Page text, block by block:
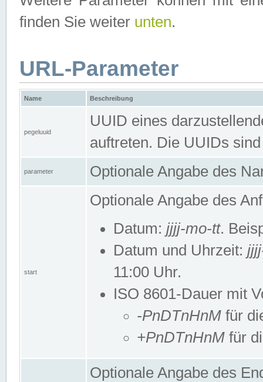
finden Sie weiter unten.
URL-Parameter
Name Beschreibung
pegeluuid
UUID eines
auftreten. Die UUIDs
parameter Optionale Angabe des
start
Optionale Angabe des
Datum: jjjj-mo-tt.
Datum und Uhrzeit:
11:00 Uhr.
ISO 8601-Dauer mit
-PnDTnHnM für
+PnDTnHnM für
Optionale Angabe des